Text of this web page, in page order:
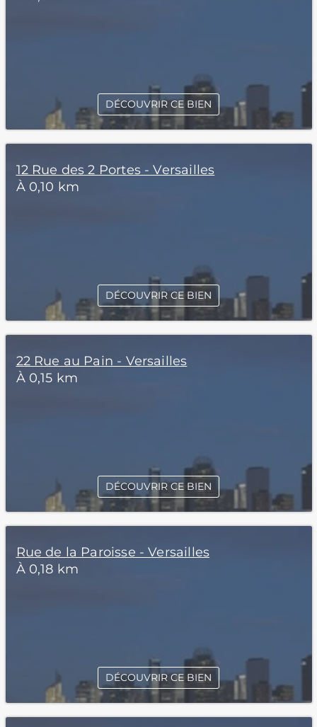
DÉCOUVRIR CE BIEN
12 Rue des 2 Portes - Versailles
À 0,10 km
DÉCOUVRIR CE BIEN
22 Rue au Pain - Versailles
À 0,15 km
DÉCOUVRIR CE BIEN
Rue de la Paroisse - Versailles
À 0,18 km
DÉCOUVRIR CE BIEN